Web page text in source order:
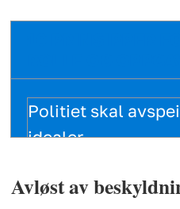
Politiet skal
idealer.
Politiet skal ha et
Avløst av